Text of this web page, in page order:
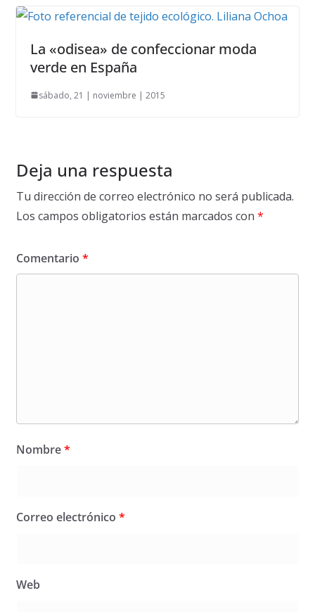
La «odisea» de confeccionar moda
verde en España
sábado, 21 | noviembre | 2015
Deja una respuesta
Tu dirección de correo electrónico no será publicada.
Los campos obligatorios están marcados con *
Comentario *
Nombre*
Correo electrónico *
Web